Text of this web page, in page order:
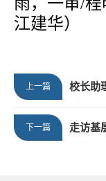
江建华）
上一篇 校长助
下一篇